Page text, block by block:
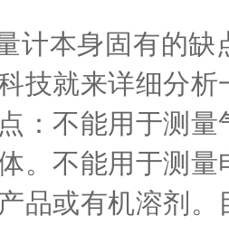
计本身固有的缺
技就来详细分
：不能用于测
。不能用于测
品或有机溶剂